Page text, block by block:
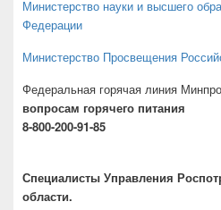
Министерство науки и высшего
Федерации
Министерство Просвещения
Федеральная горячая линия
вопросам горячего питания
8-800-200-91-85
Специалисты Управления
области.